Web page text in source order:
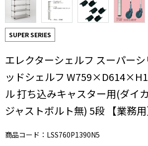
SUPER SERIES
エレクターシェルフ スーパーシ
ッドシェルフ
ル 打ち込みキャスター用(ダイ
ジャストボルト無) 5段 【業務用
商品コード：LSS760P1390N5